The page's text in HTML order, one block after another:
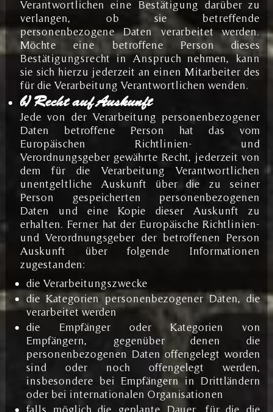
Verantwortlichen eine Bestätigung darüber zu
verlangen, ob sie betreffende
personenbezogene Daten verarbeitet werden.
Möchte eine betroffene Person dieses
Bestätigungsrecht in Anspruch nehmen, kann
sie sich hierzu jederzeit an einen Mitarbeiter des
für die Verarbeitung Verantwortlichen wenden.
b) Recht auf Auskunft
Jede von der Verarbeitung personenbezogener
Daten betroffene Person hat das vom
Europäischen Richtlinien- und
Verordnungsgeber gewährte Recht, jederzeit von
dem für die Verarbeitung Verantwortlichen
unentgeltliche Auskunft über die zu seiner
Person gespeicherten personenbezogenen
Daten und eine Kopie dieser Auskunft zu
erhalten. Ferner hat der Europäische Richtlinien-
und Verordnungsgeber der betroffenen Person
Auskunft über folgende Informationen
zugestanden:
die Verarbeitungszwecke
die Kategorien personenbezogener Daten, die
verarbeitet werden
die Empfänger oder Kategorien von
Empfängern, gegenüber denen die
personenbezogenen Daten offengelegt worden
sind oder noch offengelegt werden,
insbesondere bei Empfängern in Drittländern
oder bei internationalen Organisationen
falls möglich die geplante Dauer, für die die